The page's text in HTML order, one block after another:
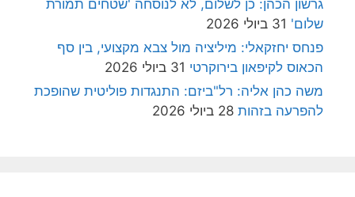
גרשון הכהן: כן לשלום, לא לנוסחה 'שטחים תמורת
שלום' 31 ביולי 2026
פנחס יחזקאלי: מיליציה מול צבא מקצועי, בין סף
הכאוס לקיפאון בירוקרטי 31 ביולי 2026
משה כהן אליה: רל"ביזם: התנגדות פוליטית שהופכת
להפרעה בזהות 28 ביולי 2026